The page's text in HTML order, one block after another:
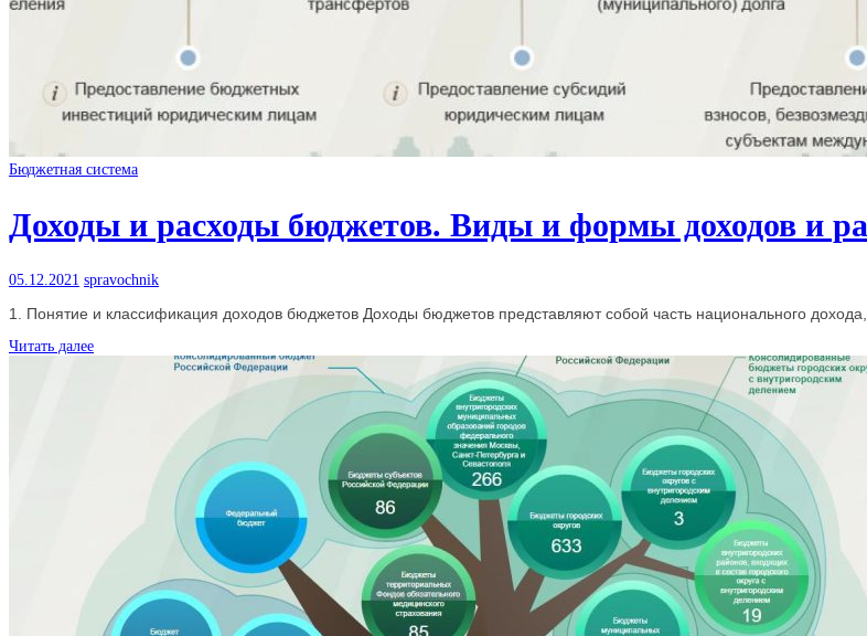
Бюджетная система
Доходы и расходы бюджетов. Виды и формы доходов и
05.12.2021 spravochnik
1. Понятие и классификация доходов бюджетов Доходы бюджетов представляют собой часть национального
Читать далее